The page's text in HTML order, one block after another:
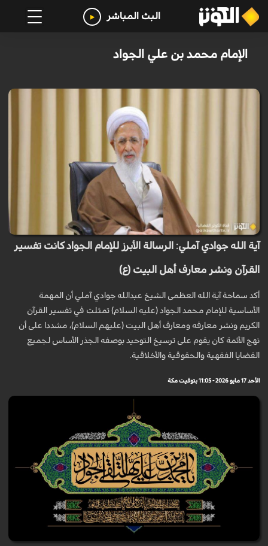
البث المباشر
الإمام محمد بن علي الجواد
آية الله جوادي آملي: الرسالة الأبرز للإمام الجواد كانت تفسير
القرآن ونشر معارف أهل البيت (ع)
أكد سماحة آية الله العظمى الشيخ عبدالله جوادي آملي أن المهمة
الأساسية للإمام محمد الجواد (عليه السلام) تمثلت في تفسير القرآن
الكريم ونشر معارفه ومعارف أهل البيت (عليهم السلام)، مشددا على أن
نهج الأئمة كان يقوم على ترسيخ التوحيد بوصفه الجذر الأساس لجميع
القضايا الفقهية والحقوقية والأخلاقية.
الأحد 17 مايو 2026 - 11:05 بتوقيت مكة